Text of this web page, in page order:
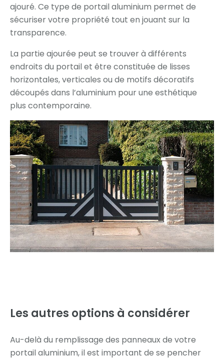
ajouré. Ce type de portail aluminium permet de
sécuriser votre propriété tout en jouant sur la
transparence.
La partie ajourée peut se trouver à différents
endroits du portail et être constituée de lisses
horizontales, verticales ou de motifs décoratifs
découpés dans l’aluminium pour une esthétique
plus contemporaine.
Les autres options à considérer
Au-delà du remplissage des panneaux de votre
portail aluminium, il est important de se pencher